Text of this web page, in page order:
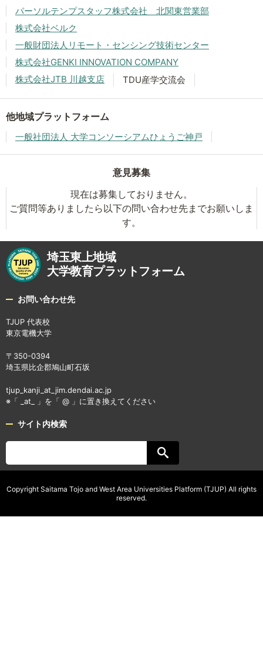
パーソルテンプスタッフ株式会社 北関東営業部
株式会社ベルク
一般財団法人リモート・センシング技術センター
株式会社GENKI INNOVATION COMPANY
株式会社JTB 川越支店
TDU産学交流会
他地域プラットフォーム
一般社団法人 大学コンソーシアムひょうご神戸
意見募集
現在は募集しておりません。
ご質問等ありましたら以下の問い合わせ先までお願いしま
す。
埼玉東上地域
大学教育プラットフォーム
お問い合わせ先
TJUP 代表校
東京電機大学
〒350-0394
埼玉県比企郡鳩山町石坂
tjup_kanji_at_jim.dendai.ac.jp
※「 _at_ 」を「 @ 」に置き換えてください
サイト内検索
Copyright Saitama Tojo and West Area Universities Platform (TJUP) All rights
reserved.